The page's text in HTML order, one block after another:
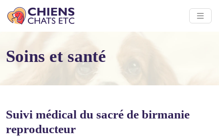
Soins et santé
Suivi médical du sacré de birmanie
reproducteur